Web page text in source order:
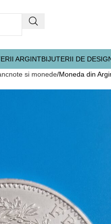
ARGINTBIJUTERII DE
si monede Moneda din